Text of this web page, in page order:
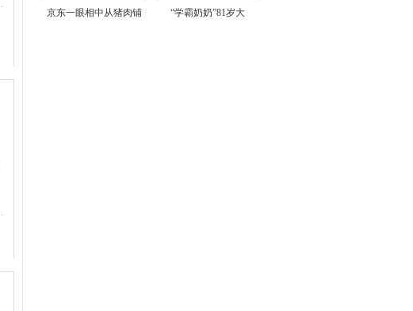
京东一眼相中从猪肉铺 “学霸奶奶”81岁大